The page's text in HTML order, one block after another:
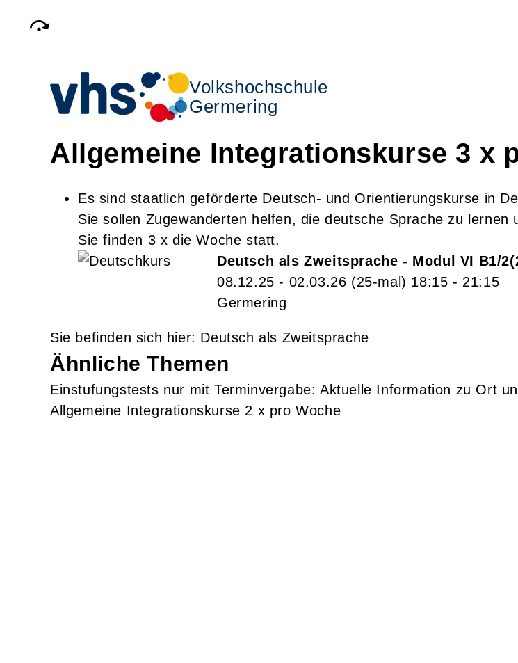
Volkshochschule
Germering
Allgemeine Integrationskurse 3 x
Es sind staatlich geförderte Deutsch- und Orientierungskurse in
Sie sollen Zugewanderten helfen, die deutsche Sprache zu
Sie finden 3 x die Woche statt.
Deutsch als Zweitsprache - Modul VI B1/2
08.12.25 - 02.03.26 (25-mal) 18:15 - 21:15
Germering
Deutsch als Zweitsprache
Ähnliche Themen
Einstufungstests nur mit Terminvergabe: Aktuelle Information zu Ort
Allgemeine Integrationskurse 2 x pro Woche